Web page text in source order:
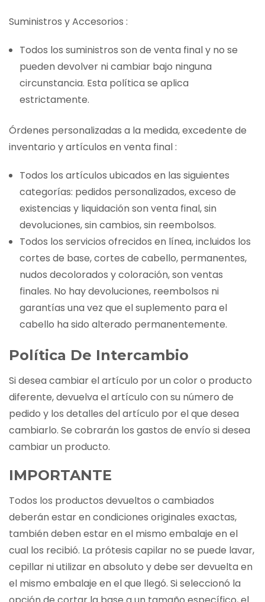
Suministros y Accesorios :
Todos los suministros son de venta final y no se
pueden devolver ni cambiar bajo ninguna
circunstancia. Esta política se aplica
estrictamente.
Órdenes personalizadas a la medida, excedente de
inventario y artículos en venta final :
Todos los artículos ubicados en las siguientes
categorías: pedidos personalizados, exceso de
existencias y liquidación son venta final, sin
devoluciones, sin cambios, sin reembolsos.
Todos los servicios ofrecidos en línea, incluidos los
cortes de base, cortes de cabello, permanentes,
nudos decolorados y coloración, son ventas
finales. No hay devoluciones, reembolsos ni
garantías una vez que el suplemento para el
cabello ha sido alterado permanentemente.
Política De Intercambio
Si desea cambiar el artículo por un color o producto
diferente, devuelva el artículo con su número de
pedido y los detalles del artículo por el que desea
cambiarlo. Se cobrarán los gastos de envío si desea
cambiar un producto.
IMPORTANTE
Todos los productos devueltos o cambiados
deberán estar en condiciones originales exactas,
también deben estar en el mismo embalaje en el
cual los recibió. La prótesis capilar no se puede lavar,
cepillar ni utilizar en absoluto y debe ser devuelta en
el mismo embalaje en el que llegó. Si seleccionó la